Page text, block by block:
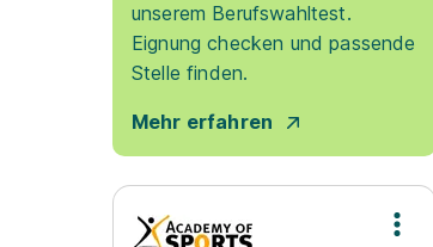
unserem Berufswahltest.
Eignung checken und passende
Stelle finden.
Mehr erfahren